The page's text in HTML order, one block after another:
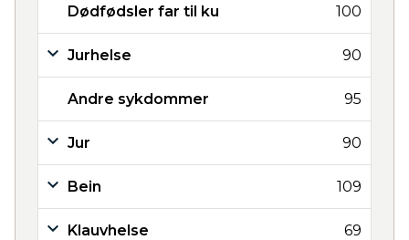
Dødfødsler far til ku 100
Jurhelse 90
Andre sykdommer 95
Jur 90
Bein 109
Klauvhelse 69